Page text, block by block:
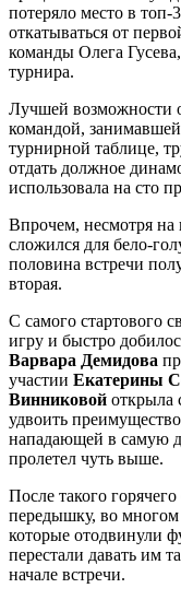
потеряло место в топ-
откатываться от
команды Олега
турнира.
Лучшей возможности
командой, занимавшей
турнирной таблице,
отдать должное
использовала на сто
Впрочем, несмотря
сложился для бело-
половина встречи
вторая.
С самого стартового
игру и быстро
Варвара Демидова
участии Екатерины
Винниковой открыла
удвоить
нападающей в самую
пролетел чуть выше.
После такого
передышку, во многом
которые отодвинули
перестали давать им
начале встречи.